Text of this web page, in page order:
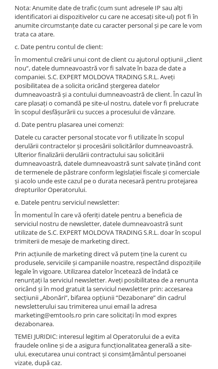
Panze de taiere metal pentru
ferastraie
Roti de lustruit
Standuri pentru ferăstraie cu
bandă
Standuri pentru mașini de găurit și
frezat
Standuri pentru mașini de șlefuit
Standuri pentru strunguri metal
Unelte striere
Nota: Anumite date de trafic (cum sunt adresele IP sau alți
identificatori ai dispozitivelor cu care ne accesați site-ul) pot fi în
anumite circumstanțe date cu caracter personal și pe care le vom
trata ca atare.
c. Date pentru contul de client:
În momentul creării unui cont de client cu ajutorul opțiunii „client
nou“, datele dumneavoastră vor fi salvate în baza de date a
companiei. S.C. EXPERT MOLDOVA TRADING S.R.L. Aveți
posibilitatea de a solicita oricând ștergerea datelor
dumneavoastră și a contului dumneavoastră de client. În cazul în
care plasați o comandă pe site-ul nostru, datele vor fi prelucrate
în scopul desfășurării cu succes a procesului de vânzare.
d. Date pentru plasarea unei comenzi:
Datele cu caracter personal stocate vor fi utilizate în scopul
derulării contractelor și procesării solicitărilor dumneavoastră.
Ulterior finalizării derulării contractului sau solicitării
dumneavoastră, datele dumneavoastră sunt salvate ținând cont
de termenele de păstrare conform legislației fiscale și comerciale
și acolo unde este cazul pe o durata necesară pentru protejarea
drepturilor Operatorului.
e. Datele pentru serviciul newsletter:
În momentul în care vă oferiți datele pentru a beneficia de
serviciul nostru de newsletter, datele dumneavoastră sunt
utilizate de S.C. EXPERT MOLDOVA TRADING S.R.L. doar în scopul
trimiterii de mesaje de marketing direct.
Prin acțiunile de marketing direct vă putem ține la curent cu
produsele, serviciile și campaniile noastre, respectând dispozițiile
legale în vigoare. Utilizarea datelor încetează de îndată ce
renunțați la serviciul newsletter. Aveți posibilitatea de a renunta
oricând și în mod gratuit la serviciul newsletter prin: accesarea
secțiunii „Abonări”, bifarea opțiunii “Dezabonare” din cadrul
newsletterului sau trimiterea unui email la adresa
marketing@emtools.ro prin care solicitați în mod expres
dezabonarea.
TEMEI JURIDIC: interesul legitim al Operatorului de a evita
fraudele online și de a asigura funcționalitatea generală a site-
ului, executarea unui contract și consimțământul persoanei
vizate, după caz.